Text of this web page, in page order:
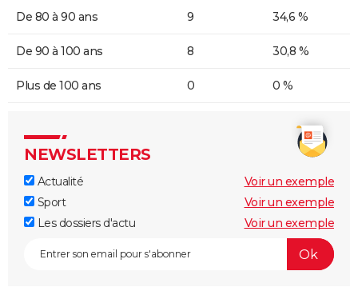
De 80 à 90 ans 9 34,6 %
De 90 à 100 ans 8 30,8 %
Plus de 100 ans 0 0 %
NEWSLETTERS
Actualité
Voir un exemple
Sport
Voir un exemple
Les dossiers d'actu
Voir un exemple